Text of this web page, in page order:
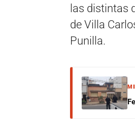
las distintas
de Villa
Punilla.